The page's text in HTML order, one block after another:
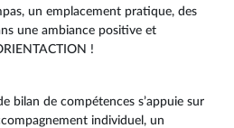
un emplacement pratique, des
une ambiance positive et
!
bilan de compétences s’appuie sur
individuel, un